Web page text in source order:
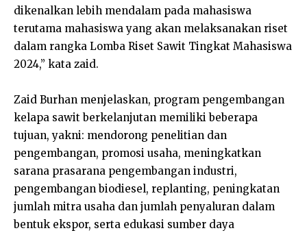
dikenalkan lebih mendalam pada mahasiswa
terutama mahasiswa yang akan melaksanakan riset
dalam rangka Lomba Riset Sawit Tingkat Mahasiswa
2024,” kata zaid.
Zaid Burhan menjelaskan, program pengembangan
kelapa sawit berkelanjutan memiliki beberapa
tujuan, yakni: mendorong penelitian dan
pengembangan, promosi usaha, meningkatkan
sarana prasarana pengembangan industri,
pengembangan biodiesel, replanting, peningkatan
jumlah mitra usaha dan jumlah penyaluran dalam
bentuk ekspor, serta edukasi sumber daya